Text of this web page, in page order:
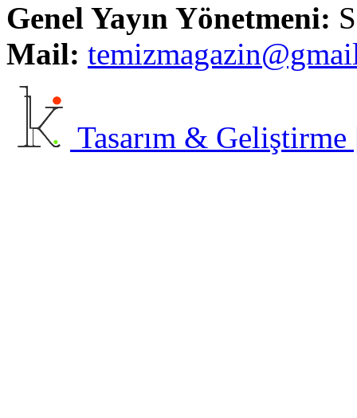
Genel Yayın Yönetmeni:
Mail: t
Tasarım &